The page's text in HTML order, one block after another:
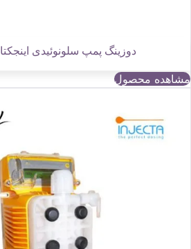
دوزینگ پمپ سلونوئیدی اینجکتا ATHENA BT
مشاهده محصول